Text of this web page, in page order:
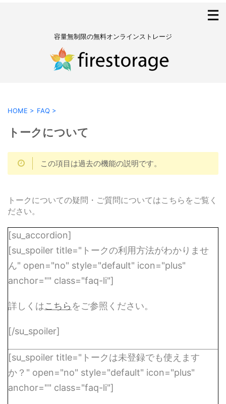
容量無制限の無料オンラインストレージ
HOME > FAQ >
トークについて
この項目は過去の機能の説明です。
トークについての疑問・ご質問についてはこちらをご覧く
ださい。
[su_accordion]
[su_spoiler title="トークの利用方法がわかりませ
ん" open="no" style="default" icon="plus"
anchor="" class="faq-li"]
詳しくはこちら をご参照ください。
[/su_spoiler]
[su_spoiler title="トークは未登録でも使えます
か？" open="no" style="default" icon="plus"
anchor="" class="faq-li"]